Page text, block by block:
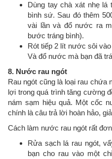
Dùng tay chà xát nhẹ
bình sứ. Sau đó thêm
vài lần và đổ nước ra
bước tráng bình).
Rót tiếp 2 lít nước sôi
Và đổ nước mà bạn đã
8. Nước rau ngót
Rau ngót cũng là loại rau chứa
lợi trong quá trình tăng cường
nám sạm hiệu quả. Một cốc
chính là câu trả lời hoàn hảo,
Cách làm nước rau ngót rất
Rửa sạch lá rau ngót,
bạn cho rau vào một